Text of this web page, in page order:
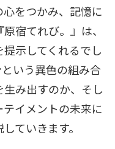
をつかみ、記憶に
宿てれび。』は、
提示してくれるでし
いう異色の組み合
み出すのか、そし
イメントの未来に
ていきます。